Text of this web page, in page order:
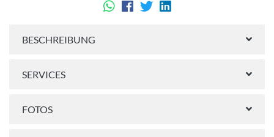
BESCHREIBUNG
SERVICES
FOTOS